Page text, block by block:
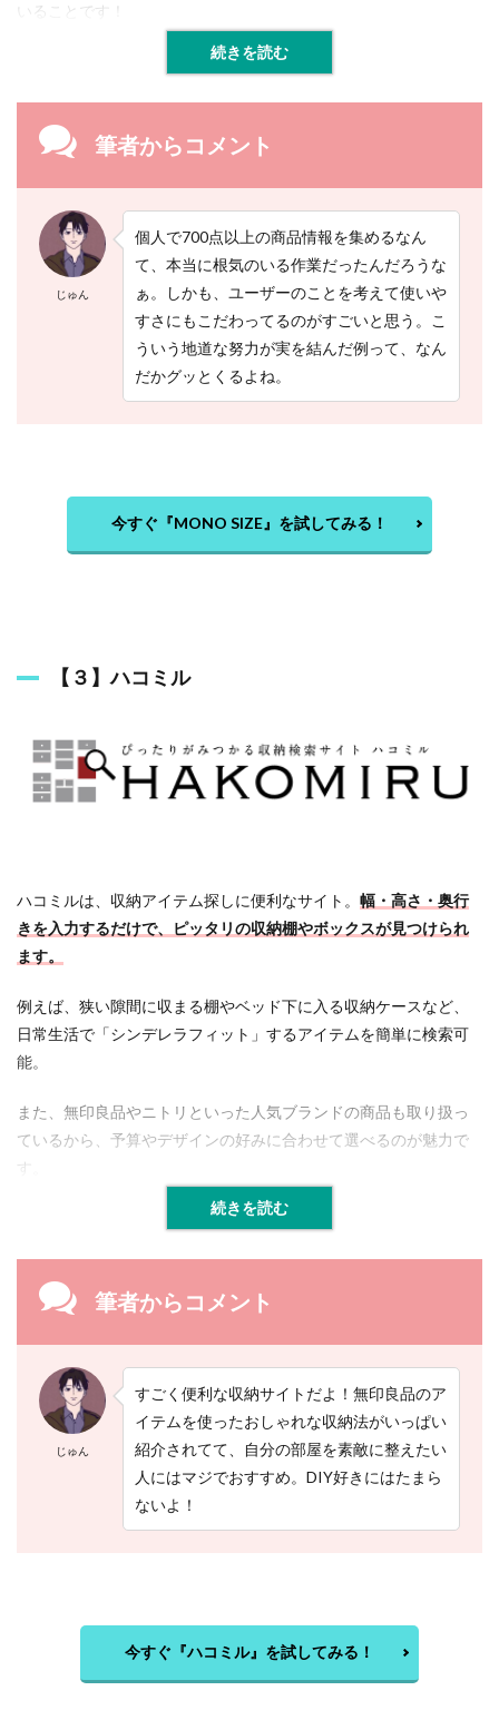
いることです！
続きを読む
筆者からコメント
じゅん
個人で700点以上の商品情報を集めるなん
て、本当に根気のいる作業だったんだろうな
ぁ。しかも、ユーザーのことを考えて使いや
すさにもこだわってるのがすごいと思う。こ
ういう地道な努力が実を結んだ例って、なん
だかグッとくるよね。
今すぐ『MONO SIZE』を試してみる！
【３】ハコミル
ハコミルは、収納アイテム探しに便利なサイト。 幅・高さ・奥行
きを入力するだけで、ピッタリの収納棚やボックスが見つけられ
ます。
例えば、狭い隙間に収まる棚やベッド下に入る収納ケースなど、
日常生活で「シンデレラフィット」するアイテムを簡単に検索可
能。
また、無印良品やニトリといった人気ブランドの商品も取り扱っ
ているから、予算やデザインの好みに合わせて選べるのが魅力で
す。
続きを読む
筆者からコメント
じゅん
すごく便利な収納サイトだよ！無印良品のア
イテムを使ったおしゃれな収納法がいっぱい
紹介されてて、自分の部屋を素敵に整えたい
人にはマジでおすすめ。DIY好きにはたまら
ないよ！
今すぐ『ハコミル』を試してみる！